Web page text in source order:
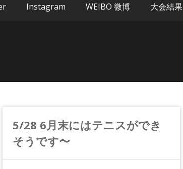
Instagram WEIBO 微博 大会結果
5/28 6月末にはテニスができ
そうです〜